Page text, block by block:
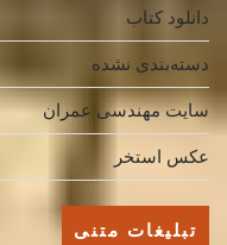
دانلود کتاب
دسته‌بندی نشده
سایت مهندسی عمران
عکس استخر
تبلیغات متنی